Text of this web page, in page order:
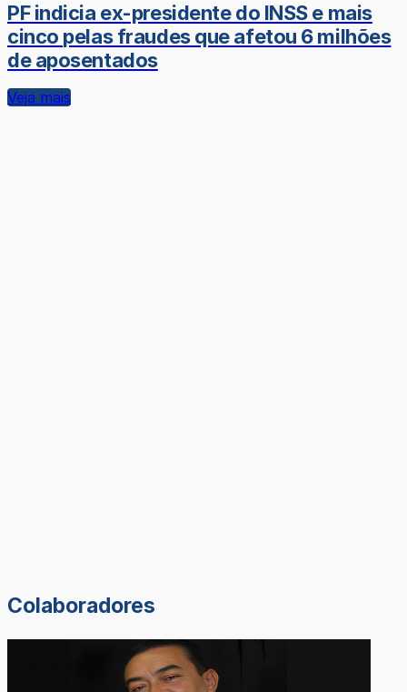
PF indicia ex-presidente do INSS e mais
cinco pelas fraudes que afetou 6 milhões
de aposentados
Veja mais
Colaboradores